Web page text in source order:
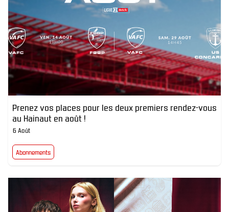
Prenez vos places pour les deux premiers rendez-vous
au Hainaut en août !
6 Août
Abonnements